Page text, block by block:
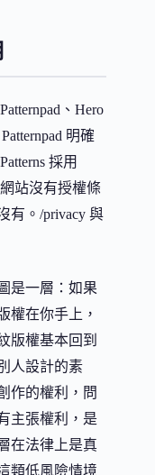
、Hero
明確
採用
站沒有授權條
有。/privacy 與
是一層：如果
權在你手上，
版權基本回到
人設計的素
作的權利，問
主張權利，是
在法律上是真
類低風險情境